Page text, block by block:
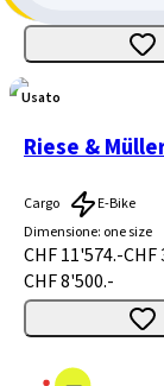
CHF 3'999.-
Usato
Riese &
Cargo
E-Bike
Dimensione: one size
CHF 11'574.-CHF
CHF 8'500.-